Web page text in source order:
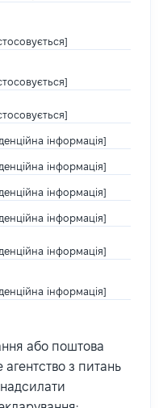
інформація]
інформація]
інформація]
інформація]
інформація]
інформація]
або поштова
з питань